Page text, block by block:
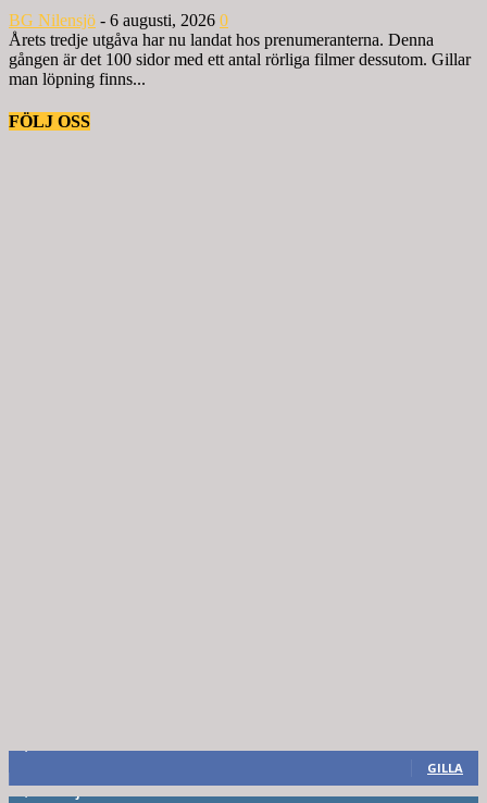
BG Nilensjö - 6 augusti, 2026 0
Årets tredje utgåva har nu landat hos prenumeranterna. Denna
gången är det 100 sidor med ett antal rörliga filmer dessutom. Gillar
man löpning finns...
FÖLJ OSS
GILLA